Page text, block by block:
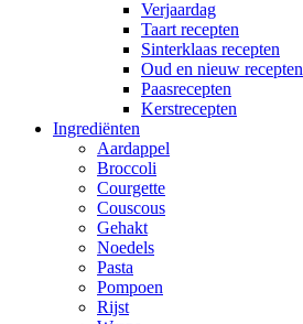
Verjaardag
Taart recepten
Sinterklaas recepten
Oud en nieuw recepten
Paasrecepten
Kerstrecepten
Ingrediënten
Aardappel
Broccoli
Courgette
Couscous
Gehakt
Noedels
Pasta
Pompoen
Rijst